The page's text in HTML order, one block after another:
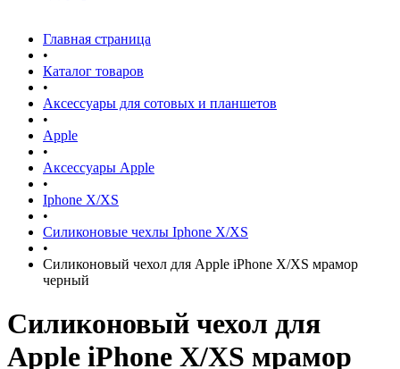
Главная страница
•
Каталог товаров
•
Аксессуары для сотовых и планшетов
•
Apple
•
Аксессуары Apple
•
Iphone X/XS
•
Силиконовые чехлы Iphone X/XS
•
Силиконовый чехол для Apple iPhone X/XS мрамор
черный
Силиконовый чехол для
Apple iPhone X/XS мрамор